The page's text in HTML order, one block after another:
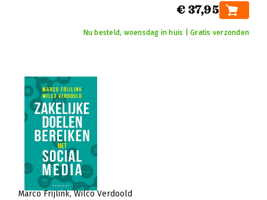
€ 37,95
Nu besteld, woensdag in huis | Gratis verzonden
Marco Frijlink Wilco Verdoold